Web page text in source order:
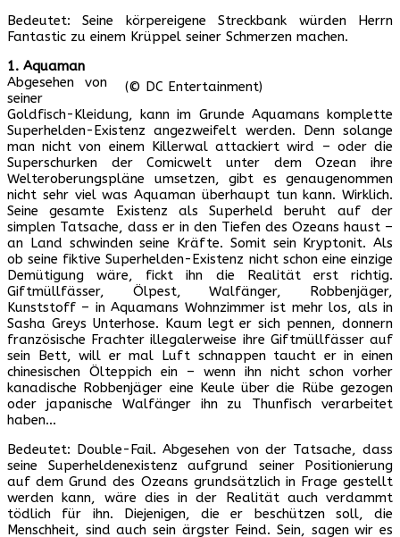
Bedeutet: Seine körpereigene Streckbank würden Herrn
Fantastic zu einem Krüppel seiner Schmerzen machen.
(© DC Entertainment)
1. Aquaman
Abgesehen von
seiner
Goldfisch-Kleidung, kann im Grunde Aquamans komplette
Superhelden-Existenz angezweifelt werden. Denn solange
man nicht von einem Killerwal attackiert wird – oder die
Superschurken der Comicwelt unter dem Ozean ihre
Welteroberungspläne umsetzen, gibt es genaugenommen
nicht sehr viel was Aquaman überhaupt tun kann. Wirklich.
Seine gesamte Existenz als Superheld beruht auf der
simplen Tatsache, dass er in den Tiefen des Ozeans haust –
an Land schwinden seine Kräfte. Somit sein Kryptonit. Als
ob seine fiktive Superhelden-Existenz nicht schon eine einzige
Demütigung wäre, fickt ihn die Realität erst richtig.
Giftmüllfässer, Ölpest, Walfänger, Robbenjäger,
Kunststoff – in Aquamans Wohnzimmer ist mehr los, als in
Sasha Greys Unterhose. Kaum legt er sich pennen, donnern
französische Frachter illegalerweise ihre Giftmüllfässer auf
sein Bett, will er mal Luft schnappen taucht er in einen
chinesischen Ölteppich ein – wenn ihn nicht schon vorher
kanadische Robbenjäger eine Keule über die Rübe gezogen
oder japanische Walfänger ihn zu Thunfisch verarbeitet
haben…
Bedeutet: Double-Fail. Abgesehen von der Tatsache, dass
seine Superheldenexistenz aufgrund seiner Positionierung
auf dem Grund des Ozeans grundsätzlich in Frage gestellt
werden kann, wäre dies in der Realität auch verdammt
tödlich für ihn. Diejenigen, die er beschützen soll, die
Menschheit, sind auch sein ärgster Feind. Sein, sagen wir es